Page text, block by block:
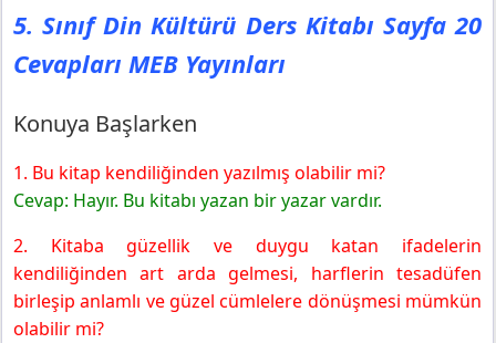
Yayınları
Konuya Başlarken
5. Sınıf Din Kültürü Ders Kitabı Sayfa 21 Cevapları MEB
5. Sınıf Din Kültürü Ders Kitabı Sayfa 22 Cevapları MEB
Yayınları
Değerlendirme
5. Sınıf Din Kültürü Ders Kitabı Sayfa 24 Cevapları MEB
Yönerge
5. Sınıf Din Kültürü Ders Kitabı Sayfa 25 Cevapları MEB
Yayınları
Değerlendirme
5. Sınıf Din Kültürü Ders Kitabı Sayfa 20
Cevapları MEB Yayınları
Konuya Başlarken
1. Bu kitap kendiliğinden yazılmış olabilir mi?
Cevap: Hayır. Bu kitabı yazan bir yazar vardır.
2. Kitaba güzellik ve duygu katan ifadelerin
kendiliğinden art arda gelmesi, harflerin tesadüfen
birleşip anlamlı ve güzel cümlelere dönüşmesi mümkün
olabilir mi?